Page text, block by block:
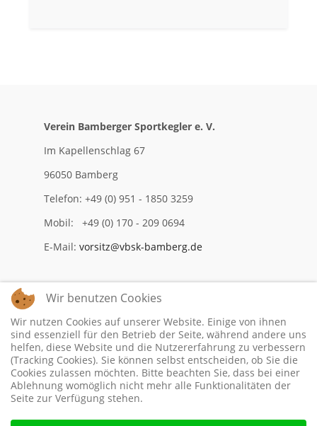
Verein Bamberger Sportkegler e. V.
Im Kapellenschlag 67
96050 Bamberg
Telefon: +49 (0) 951 - 1850 3259
Mobil: +49 (0) 170 - 209 0694
E-Mail: vorsitz@vbsk-bamberg.de
Impressum
Datenschutzerklärung
Wir benutzen Cookies
Wir nutzen Cookies auf unserer Website. Einige von ihnen
sind essenziell für den Betrieb der Seite, während andere uns
helfen, diese Website und die Nutzererfahrung zu verbessern
(Tracking Cookies). Sie können selbst entscheiden, ob Sie die
Cookies zulassen möchten. Bitte beachten Sie, dass bei einer
Ablehnung womöglich nicht mehr alle Funktionalitäten der
Seite zur Verfügung stehen.